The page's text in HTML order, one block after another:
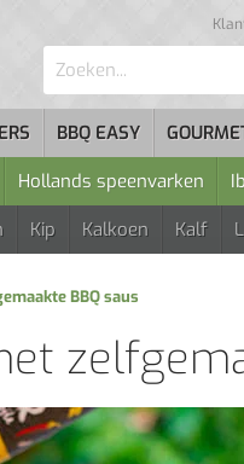
Zoeken...
BBQ EASY
Hollands speenvarken
Kip Kalkoen Kalf
BBQ saus